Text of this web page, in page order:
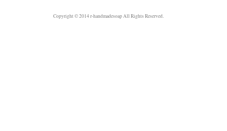
Copyright © 2014 r-handmadesoap All Rights Reserved.